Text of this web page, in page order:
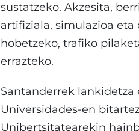
sustatzeko. Akzesita,
artifiziala, simulazioa
hobetzeko, trafiko
errazteko.
Santanderrek
Universidades-en
Unibertsitatearekin